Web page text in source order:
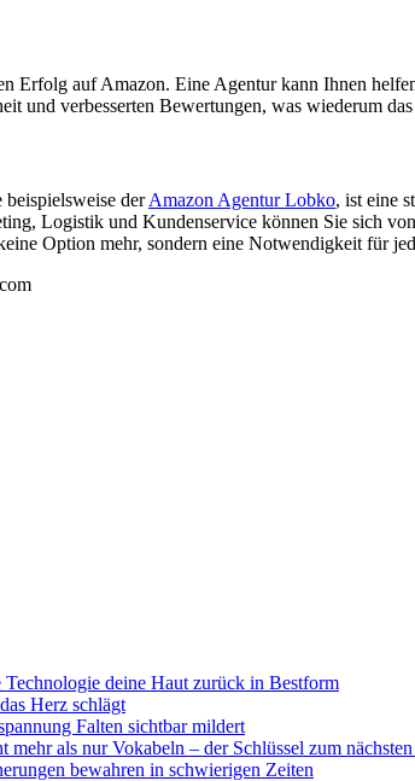
Erfolg auf Amazon. Eine Agentur kann Ihnen
und verbesserten Bewertungen, was wiederum
derAmazon Agentur Lobko, ist eine
Logistik und Kundenservice können Sie sich
Option mehr, sondern eine Notwendigkeit für
deine Haut zurück in Bestform
Herz schlägt
Falten sichtbar mildert
als nur Vokabeln – der Schlüssel zum
bewahren in schwierigen Zeiten